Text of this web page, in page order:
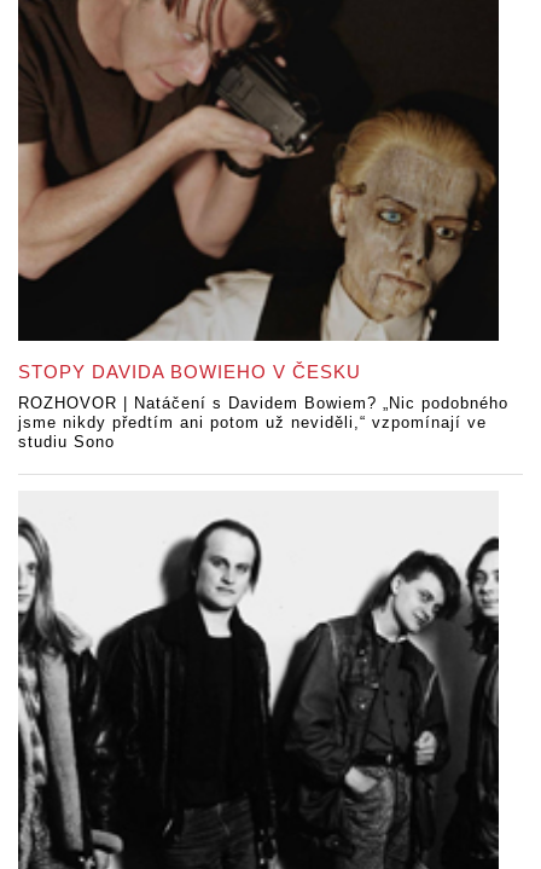
STOPY DAVIDA BOWIEHO V ČESKU
ROZHOVOR | Natáčení s Davidem Bowiem? „Nic podobného
jsme nikdy předtím ani potom už neviděli,“ vzpomínají ve
studiu Sono